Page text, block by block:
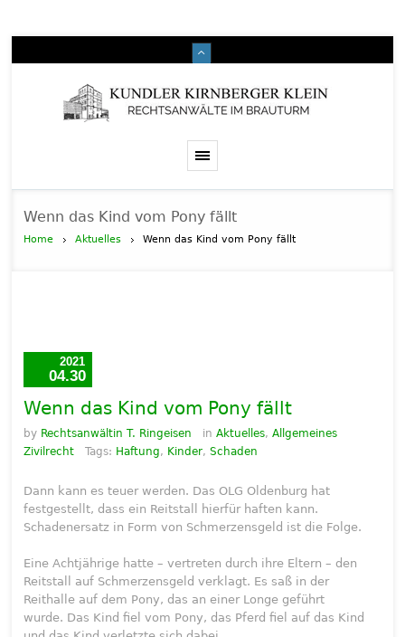
Wenn das Kind vom Pony fällt
Home Aktuelles Wenn das Kind vom Pony fällt
2021
04.30
Wenn das Kind vom Pony fällt
by Rechtsanwältin T. Ringeisen inAktuelles,Allgemeines
Zivilrecht
Tags: Haftung, Kinder,Schaden
Dann kann es teuer werden. Das OLG Oldenburg hat
festgestellt, dass ein Reitstall hierfür haften kann.
Schadenersatz in Form von Schmerzensgeld ist die Folge.
Eine Achtjährige hatte – vertreten durch ihre Eltern – den
Reitstall auf Schmerzensgeld verklagt. Es saß in der
Reithalle auf dem Pony, das an einer Longe geführt
wurde. Das Kind fiel vom Pony, das Pferd fiel auf das Kind